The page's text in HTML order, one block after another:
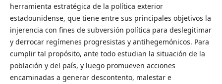
herramienta estratégica de la política exterior
estadounidense, que tiene entre sus principales objetivos la
injerencia con fines de subversión política para deslegitimar
y derrocar regímenes progresistas y antihegemónicos. Para
cumplir tal propósito, ante todo estudian la situación de la
población y del país, y luego promueven acciones
encaminadas a generar descontento, malestar e